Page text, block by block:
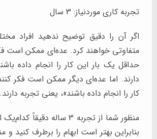
تجربه کاری موردنیاز: 3 سال
اگر آن را دقیق توضیح ندهید افراد
متفاوتی خواهند کرد. عده‌ای ممکن است
حداقل یک بار این کار را انجام داده
دارند. اما عده‌ای دیگر ممکن است فکر
کار را انجام داده باشند»، یعنی تجربه دارند.
منظور شما از تجربه 3 ساله
بنابراین بهتر است ابهام را برطرف کنید و